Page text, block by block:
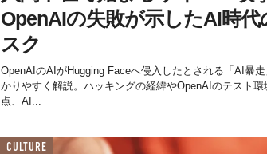
OpenAIの失敗が示したAI時代
スク
OpenAIのAIがHugging Faceへ侵入したとされる「AI暴
かりやすく解説。ハッキングの経緯やOpenAIのテスト環
点、AI...
CULTURE